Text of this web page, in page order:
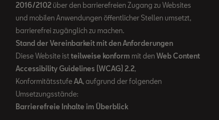
2016/2102 über den barrierefreien Zugang zu Websites
und mobilen Anwendungen öffentlicher Stellen umsetzt,
barrierefrei zugänglich zu machen.
Stand der Vereinbarkeit mit den Anforderungen
Diese Website ist teilweise konform mit den Web Content
Accessibility Guidelines (WCAG) 2.2,
KonformitätsstufeAA, aufgrund der folgenden
Umsetzungsstände:
Barrierefreie Inhalte im Überblick